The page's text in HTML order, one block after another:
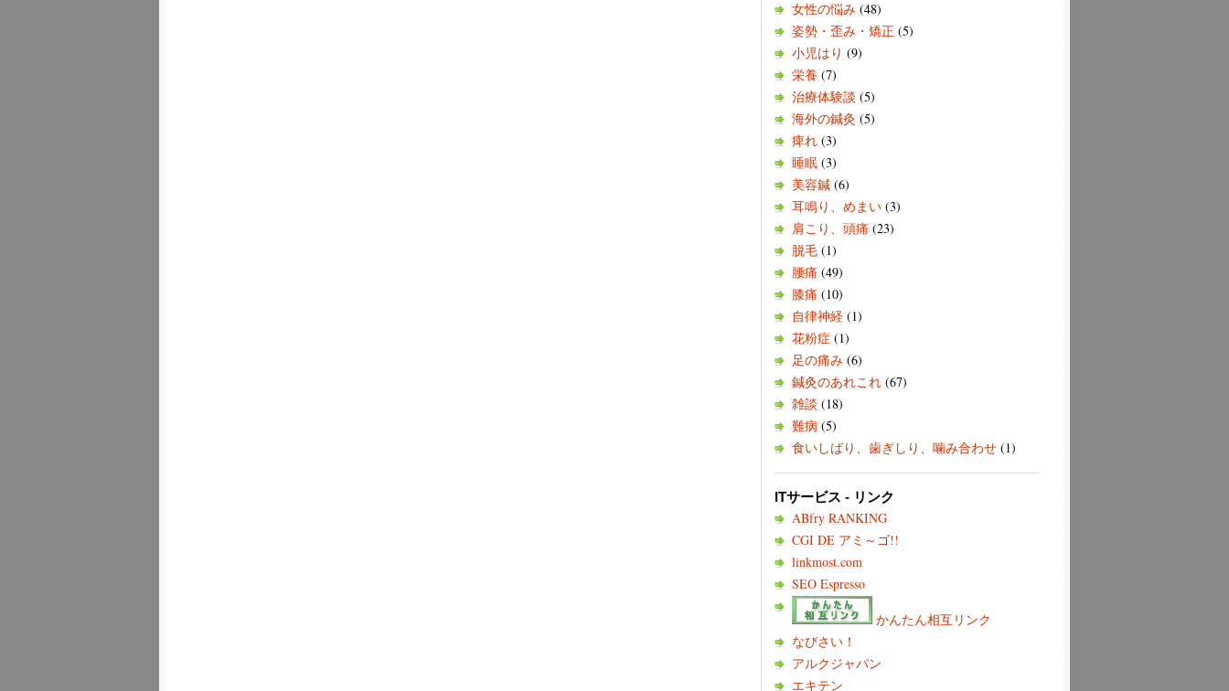
女性の悩み (48)
姿勢・歪み・矯正 (5)
小児はり (9)
栄養 (7)
治療体験談 (5)
海外の鍼灸 (5)
痺れ (3)
睡眠 (3)
美容鍼 (6)
耳鳴り、めまい (3)
肩こり、頭痛 (23)
脱毛 (1)
腰痛 (49)
膝痛 (10)
自律神経 (1)
花粉症 (1)
足の痛み (6)
鍼灸のあれこれ (67)
雑談 (18)
難病 (5)
食いしばり、歯ぎしり、噛み合わせ (1)
ITサービス - リンク
ABfry RANKING
CGI DE アミ～ゴ!!
linkmost.com
SEO Espresso
かんたん相互リンク
なびさい！
アルクジャパン
エキテン